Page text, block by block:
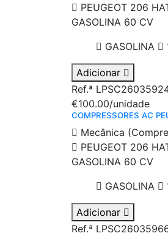
PEUGEOT 206
GASOLINA 60 CV
GASOLINA
Adicionar
Ref.ª
€100.00/unidade
COMPRESSORES AC
Mecânica
PEUGEOT 206
GASOLINA 60 CV
GASOLINA
Adicionar
Ref.ª